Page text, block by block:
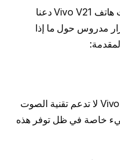
بعد أن تعرفت على سعر ومواصفات هاتف Vivo V21 دعنا
مدروس حول ما إذا
السماعات الخارجية في هاتف Vivo V21 لا تدعم تقنية الصوت
خاصة في ظل توفر هذه